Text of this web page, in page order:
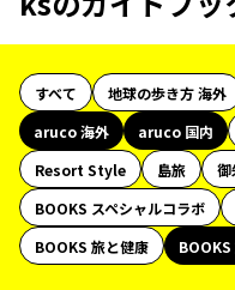
すべて 地球の歩き方 海外
aruco 海外
aruco 国内
Resort Style
島旅 御
BOOKS スペシャルコラボ
BOOKS 旅と健康